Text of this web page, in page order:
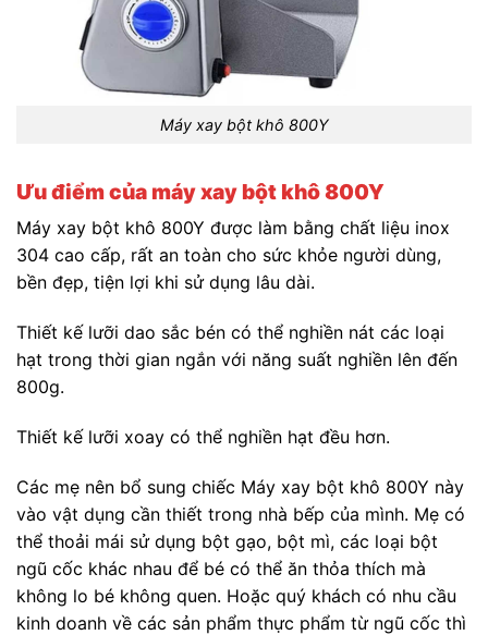
Máy xay bột khô 800Y
Ưu điểm của máy xay bột khô 800Y
Máy xay bột khô 800Y được làm bằng chất liệu inox
304 cao cấp, rất an toàn cho sức khỏe người dùng,
bền đẹp, tiện lợi khi sử dụng lâu dài.
Thiết kế lưỡi dao sắc bén có thể nghiền nát các loại
hạt trong thời gian ngắn với năng suất nghiền lên đến
800g.
Thiết kế lưỡi xoay có thể nghiền hạt đều hơn.
Các mẹ nên bổ sung chiếc Máy xay bột khô 800Y này
vào vật dụng cần thiết trong nhà bếp của mình. Mẹ có
thể thoải mái sử dụng bột gạo, bột mì, các loại bột
ngũ cốc khác nhau để bé có thể ăn thỏa thích mà
không lo bé không quen. Hoặc quý khách có nhu cầu
kinh doanh về các sản phẩm thực phẩm từ ngũ cốc thì